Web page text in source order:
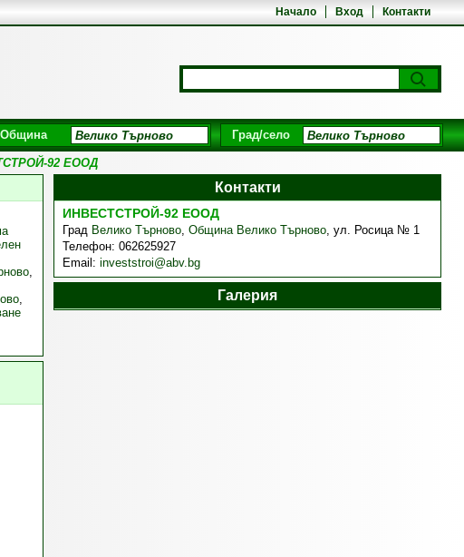
Начало Вход Контакти
Община Град/село
92 ЕООД
,
,
Контакти
ИНВЕСТСТРОЙ-92 ЕООД
Град Велико Търново, Община Велико Търново, ул. Росица № 1
Телефон: 062625927
Email: investstroi@abv.bg
Галерия